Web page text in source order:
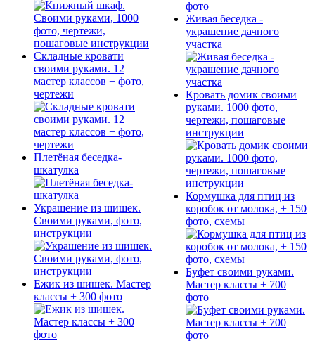
Складные кровати
своими руками. 12
мастер классов + фото,
чертежи
Плетёная беседка-
шкатулка
Украшение из шишек.
Своими руками, фото,
инструкции
Ежик из шишек. Мастер
классы + 300 фото
Живая беседка -
украшение дачного
участка
Кровать домик своими
руками. 1000 фото,
чертежи, пошаговые
инструкции
Кормушка для птиц из
коробок от молока, + 150
фото, схемы
Буфет своими руками.
Мастер классы + 700
фото